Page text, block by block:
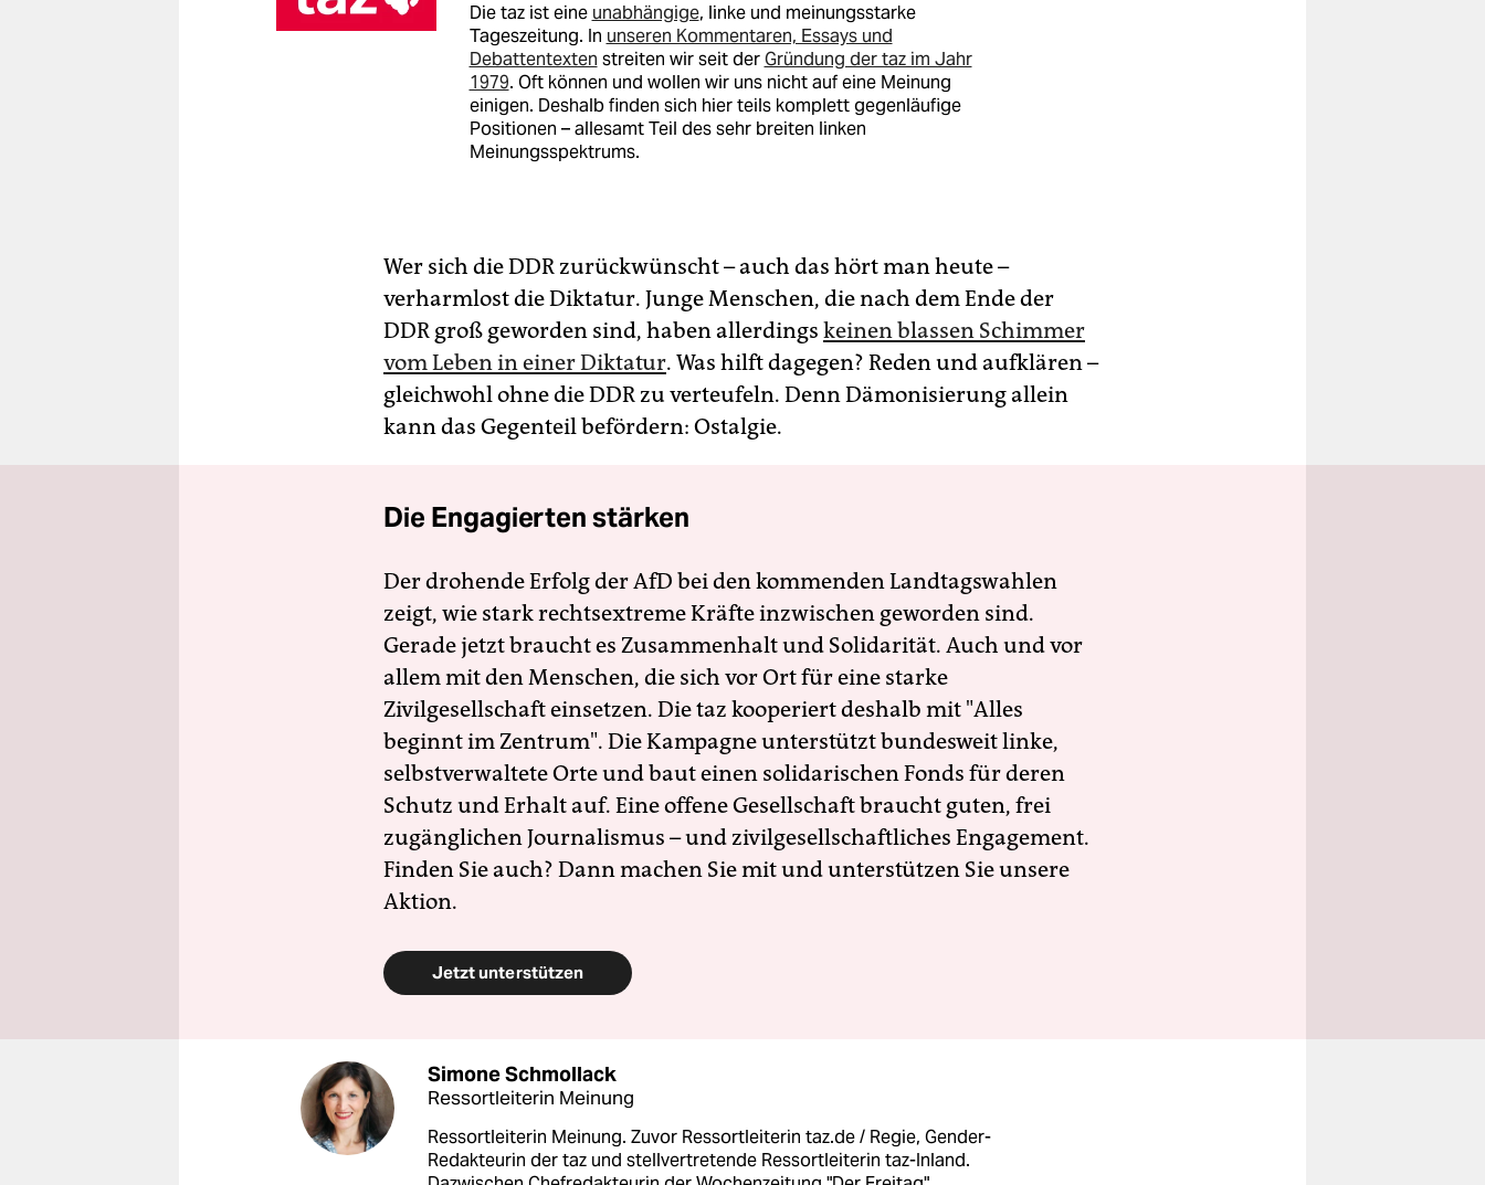
Die taz ist eine unabhängige, linke und meinungsstarke
Tageszeitung. In unseren Kommentaren, Essays und
Debattentexten streiten wir seit derGründung der taz im Jahr
1979. Oft können und wollen wir uns nicht auf eine Meinung
einigen. Deshalb finden sich hier teils komplett gegenläufige
Positionen – allesamt Teil des sehr breiten linken
Meinungsspektrums.
Wer sich die DDR zurückwünscht – auch das hört man heute –
verharmlost die Diktatur. Junge Menschen, die nach dem Ende der
DDR groß geworden sind, haben allerdings keinen blassen Schimmer
vom Leben in einer Diktatur. Was hilft dagegen? Reden und aufklären –
gleichwohl ohne die DDR zu verteufeln. Denn Dämonisierung allein
kann das Gegenteil befördern: Ostalgie.
Die Engagierten stärken
Der drohende Erfolg der AfD bei den kommenden Landtagswahlen
zeigt, wie stark rechtsextreme Kräfte inzwischen geworden sind.
Gerade jetzt braucht es Zusammenhalt und Solidarität. Auch und vor
allem mit den Menschen, die sich vor Ort für eine starke
Zivilgesellschaft einsetzen. Die taz kooperiert deshalb mit "Alles
beginnt im Zentrum". Die Kampagne unterstützt bundesweit linke,
selbstverwaltete Orte und baut einen solidarischen Fonds für deren
Schutz und Erhalt auf. Eine offene Gesellschaft braucht guten, frei
zugänglichen Journalismus – und zivilgesellschaftliches Engagement.
Finden Sie auch? Dann machen Sie mit und unterstützen Sie unsere
Aktion.
Jetzt unterstützen
Simone Schmollack
Ressortleiterin Meinung
Ressortleiterin Meinung. Zuvor Ressortleiterin taz.de / Regie, Gender-
Redakteurin der taz und stellvertretende Ressortleiterin taz-Inland.